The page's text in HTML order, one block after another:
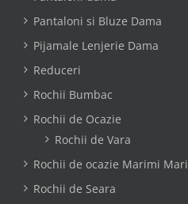
Pantaloni si Bluze Dama
Pijamale Lenjerie Dama
Reduceri
Rochii Bumbac
Rochii de Ocazie
Rochii de Vara
Rochii de ocazie Marimi Mari
Rochii de Seara